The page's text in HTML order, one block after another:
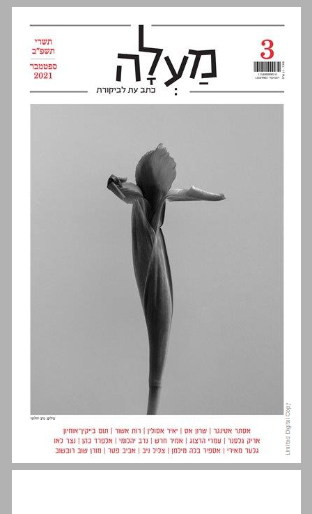
מַעְלָה 3 ... 0